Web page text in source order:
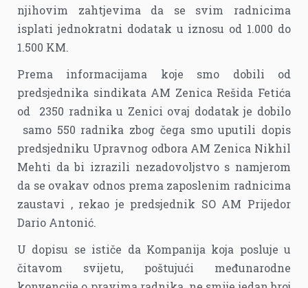
njihovim zahtjevima da se svim radnicima
isplati jednokratni dodatak u iznosu od 1.000 do
1.500 KM.
Prema informacijama koje smo dobili od
predsjednika sindikata AM Zenica Rešida Fetića
od 2350 radnika u Zenici ovaj dodatak je dobilo
samo 550 radnika zbog čega smo uputili dopis
predsjedniku Upravnog odbora AM Zenica Nikhil
Mehti da bi izrazili nezadovoljstvo s namjerom
da se ovakav odnos prema zaposlenim radnicima
zaustavi , rekao je predsjednik SO AM Prijedor
Dario Antonić.
U dopisu se ističe da Kompanija koja posluje u
čitavom svijetu, poštujući međunarodne